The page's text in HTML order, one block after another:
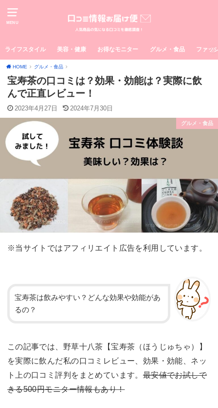
MENU
ライフスタイル 美容・健康 お得なモニター グルメ・食品 ファッ
HOME グルメ・食品
宝寿茶の口コミは？効果・効能は？実際に飲
んで正直レビュー！
2023年4月27日 2024年7月30日
グルメ・食品
※当サイトではアフィリエイト広告を利用しています。
宝寿茶は飲みやすい？どんな効果や効能があ
るの？
この記事では、野草十八茶【宝寿茶（ほうじゅちゃ）】
を実際に飲んだ私の口コミレビュー、効果・効能、ネッ
ト上の口コミ評判をまとめています。最安値でお試しで
きる500円モニター情報もあり！